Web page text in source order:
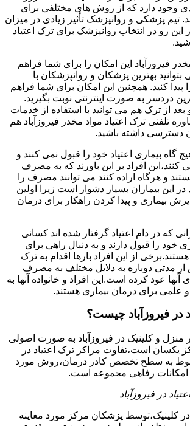
وجود دارد که از روش های مختلفی برای
تیم پزشکی و روانپزشک تأثیر زیادی در میزان
رو در انتخاب روانپزشک برای ترک اعتیاد
فیروزآباد این امکان را برای شما فراهم
بتوانید بهترین پزشکان و روانپزشکان با
کنید. همچنین این امکان برای شما فراهم
دردسر به صورت اینترنتی نوبت بگیرید.
از ترک هم می توانید با استفاده از خدمات
تلفنی ترک اعتیاد مواد مخدر فیروزآباد هم
دسترسی داشته باشید.
گاه بیماری اعتیاد خود را قبول نمی کنند و
کنند،این افراد بر این باورند که به مصرف
و هرگاه اراده کنند می توانند مصرف را
در این بیماران بسیار دشوار است زیرا اولین
بیماری و پیدا کردن راهکار برای درمان
که در دام اعتیاد گرفتار شده اند کسانی
خود را قبول دارند و به دنبال راهی برای
از این افراد بارها اقدام به ترک
از مدتی دوباره به دلایل مختلف به مصرف
آنها عود کرده است.این افراد و خانواده آنها به
برای درمان بیماری هستند.
در فیروزآباد چیست؟
منزل و کلینیک در فیروزآباد به صورت اصولی
یکسان است،تفاوت مراکز ترک اعتیاد در
به سطح تخصص کادر درمان،روش مورد
امکانات رفاهی مجموعه است.
در فیروزآباد
کلینیک،توسط پزشکان مرکز مورد معاینه